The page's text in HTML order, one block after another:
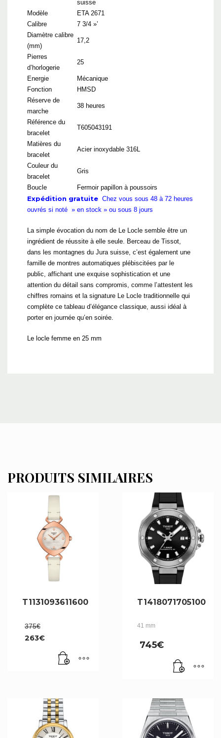
suisse
Modèle
ETA 2671
Calibre
7 3/4 »’
Diamètre calibre
(mm)
17,2
Pierres
d’horlogerie
25
Energie
Mécanique
Fonction
HMSD
Réserve de
marche
38 heures
Référence du
bracelet
T605043191
Matières du
bracelet
Acier inoxydable 316L
Couleur du
bracelet
Gris
Boucle Fermoir papillon à poussoirs
Expédition gratuite Chez vous sous 48 à 72 heures
ouvrés si noté » en stock » ou sous 8 jours
La simple évocation du nom de Le Locle semble être un
ingrédient de réussite à elle seule. Berceau de Tissot,
dans les montagnes du Jura suisse, c’est également une
famille de montres automatiques plébiscitées par le
public, affichant une exquise sophistication et une
attention du détail sans compromis, comme l’attestent les
chiffres romains et la signature Le Locle traditionnelle qui
complète ce tableau d’élégance classique, aussi idéal à
porter en journée qu’en soirée.
Le locle femme en 25 mm
PRODUITS SIMILAIRES
T1131093611600
375€
était :
375€.
263€
T1418071705100
41 mm
745€